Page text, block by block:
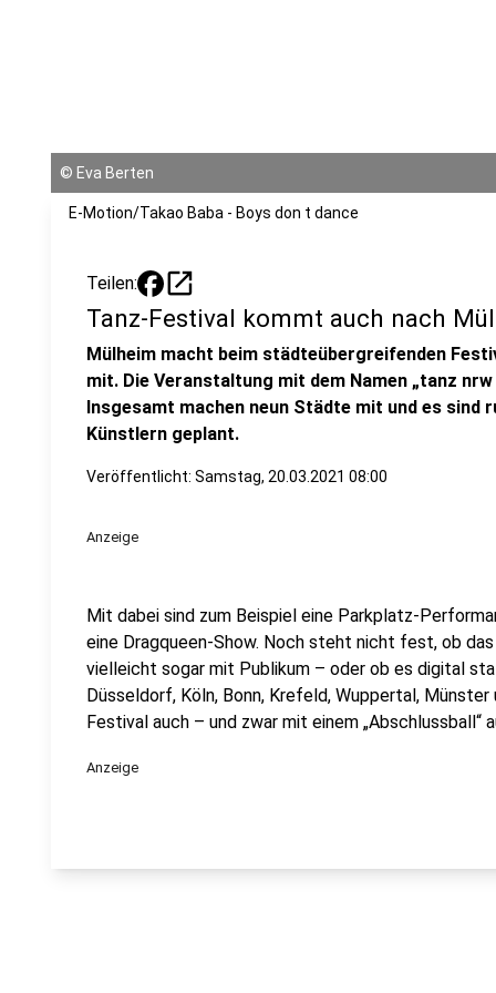
© Eva Berten
E-Motion/Takao Baba - Boys don t dance
Teilen: open_in_new
Tanz-Festival kommt auch nach
Mülheim macht beim städteübergreifenden
mit. Die Veranstaltung mit dem Namen „tanz
Insgesamt machen neun Städte mit und es sind
Künstlern geplant.
Veröffentlicht: Samstag, 20.03.2021 08:00
Anzeige
Mit dabei sind zum Beispiel eine Parkplatz-
eine Dragqueen-Show. Noch steht nicht fest, ob
vielleicht sogar mit Publikum – oder ob es digital
Düsseldorf, Köln, Bonn, Krefeld, Wuppertal,
Festival auch – und zwar mit einem „Abschlussball“
Anzeige